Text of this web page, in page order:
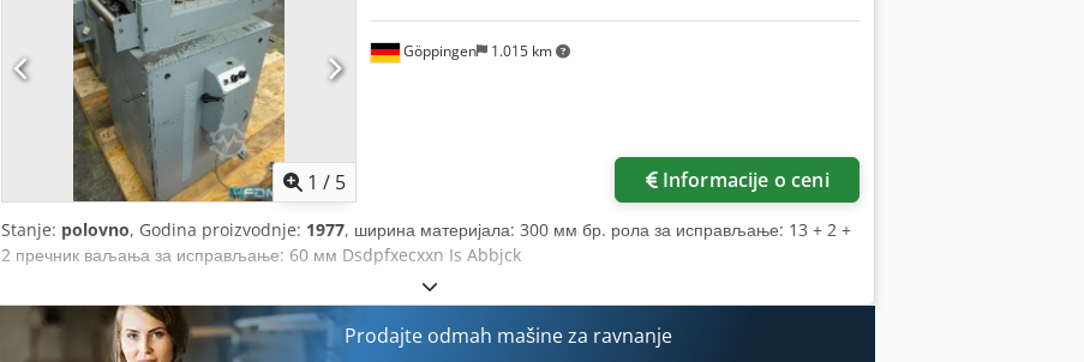
1 / 5
Göppingen 1.015 km
Informacije o ceni
Stanje: polovno, Godina proizvodnje: 1977, ширина материјала: 300 мм бр. рола за исправљање: 13 + 2 +
2 пречник ваљања за исправљање: 60 мм Dsdpfxecxxn Is Abbjck
Prodajte odmah mašine za ravnanje